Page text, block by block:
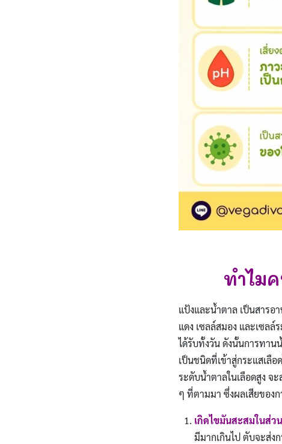
ทำไม
แป้งและน้ำตาล เป็นสารอ
แดง เซลล์สมอง และเซล
ได้รับทั้งวัน ดังนั้นการทาน
เป็นชนิดที่เข้าสู่กระแสเลือ
ระดับน้ำตาลในเลือดสูง จ
ๆ ที่ตามมา ซึ่งผลเสียของก
เกิดไขมันสะสมในส่ว
มีมากเกินไป ตับจะส่ง